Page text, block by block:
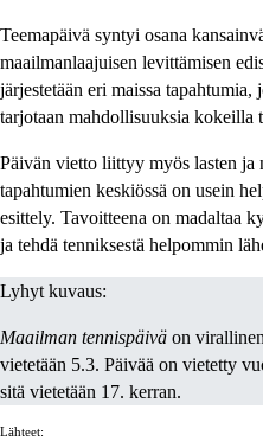
Teemapäivä syntyi osana
maailmanlaajuisen levittämisen
järjestetään eri maissa
tarjotaan mahdollisuuksia kokeilla
Päivän vietto liittyy myös lasten ja
tapahtumien keskiössä on usein
esittely. Tavoitteena on madaltaa
ja tehdä tenniksestä helpommin
Lyhyt kuvaus:
Maailman tennispäivä on
vietetään 5.3. Päivää on vietetty
sitä vietetään 17. kerran.
Lähteet: